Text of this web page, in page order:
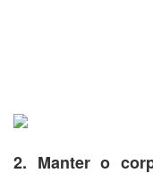
2. Manter o